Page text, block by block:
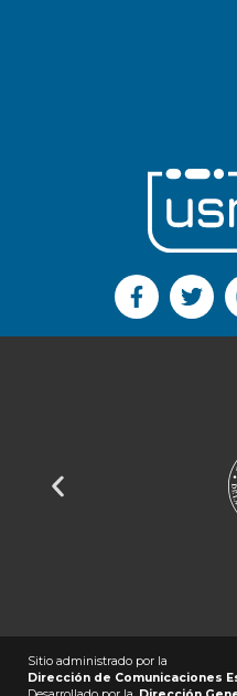
Sitio administrado por la
Dirección de Comunicaciones